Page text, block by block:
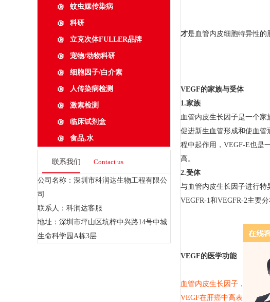
蚊虫媒传染病
科研
立克次体FULLER品牌
宠物/动物科研
细胞因子/白介素
人传染病检测
激素检测
临床试剂盒
食品,水
联系我们 Contact us
公司名称：深圳市科润达生物工程有限公
司
联系人：科润达客服
地址：深圳市坪山区坑梓中兴路14号中城
生命科学园A栋3层
才是血管内皮细胞特异性的
VEGF的家族与受体
1.家族
血管内皮生长因子是一个家
促进新生血管形成和使血管
程中起作用，VEGF-E也是
高。
2.受体
与血管内皮生长因子进行特
VEGFR-1和VEGFR-2主要
VEGF的医学功能
血管内皮生长因子，高表达
VEGF在肝癌中高表达,对肝